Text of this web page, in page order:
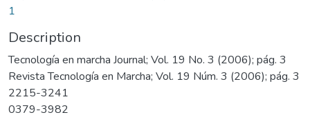
1
Description
Tecnología en marcha Journal; Vol. 19 No. 3 (2006); pág. 3
Revista Tecnología en Marcha; Vol. 19 Núm. 3 (2006); pág. 3
2215-3241
0379-3982